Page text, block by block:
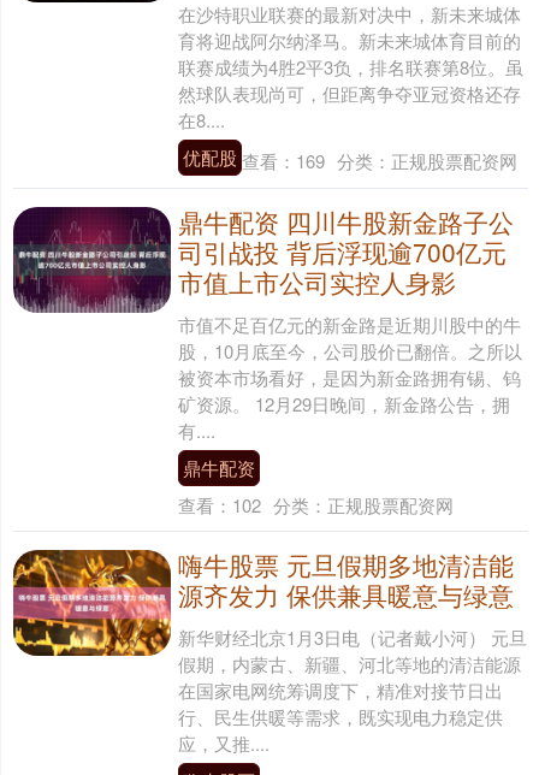
在沙特职业联赛的最新对决中，新未来城体
育将迎战阿尔纳泽马。新未来城体育目前的
联赛成绩为4胜2平3负，排名联赛第8位。虽
然球队表现尚可，但距离争夺亚冠资格还存
在8....
优配股查看： 169 分类： 正规股票配资网
鼎牛配资 四川牛股新金路子公
司引战投 背后浮现逾700亿元
市值上市公司实控人身影
市值不足百亿元的新金路是近期川股中的牛
股，10月底至今，公司股价已翻倍。之所以
被资本市场看好，是因为新金路拥有锡、钨
矿资源。 12月29日晚间，新金路公告，拥
有....
鼎牛配资
查看： 102 分类： 正规股票配资网
嗨牛股票 元旦假期多地清洁能
源齐发力 保供兼具暖意与绿意
新华财经北京1月3日电（记者戴小河） 元旦
假期，内蒙古、新疆、河北等地的清洁能源
在国家电网统筹调度下，精准对接节日出
行、民生供暖等需求，既实现电力稳定供
应，又推....